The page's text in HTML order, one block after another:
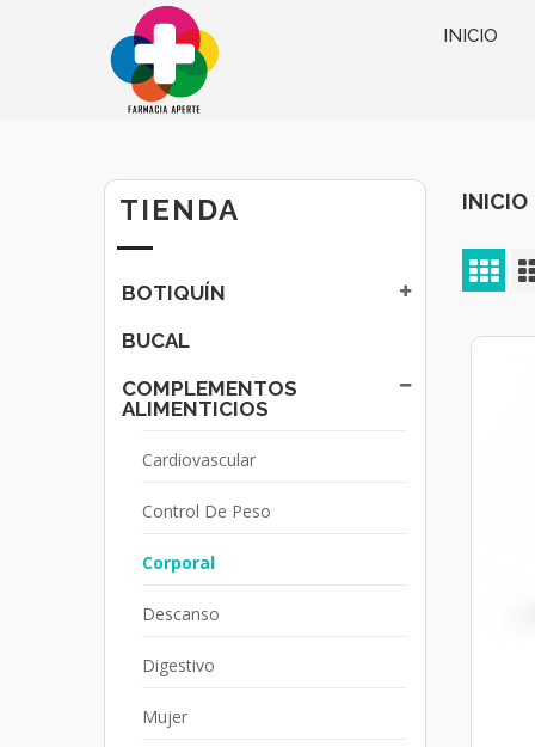
INICIO
TIENDA
BOTIQUÍN
BUCAL
COMPLEMENTOS
ALIMENTICIOS
Cardiovascular
Control De Peso
Corporal
Descanso
Digestivo
Mujer
INICIO